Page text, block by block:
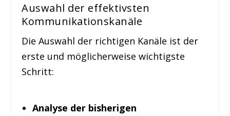
Auswahl der effektivsten
Kommunikationskanäle
Die Auswahl der richtigen Kanäle ist der
erste und möglicherweise wichtigste
Schritt:
Analyse der bisherigen